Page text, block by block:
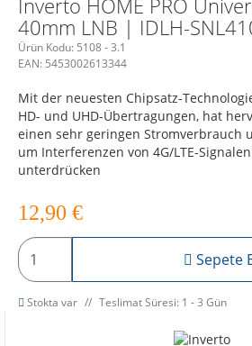
Inverto HOME PRO
40mm LNB | IDLH-
Ürün Kodu: 5108 - 3.1
EAN: 5453002613344
Mit der neuesten Chipsatz-
HD- und UHD-Übertragungen, hat
einen sehr geringen Stromverbrauch
um Interferenzen von 4G/LTE-
unterdrücken
12,90 €
Sepete
Stokta var Teslimat Süresi: 1 - 3 Gün